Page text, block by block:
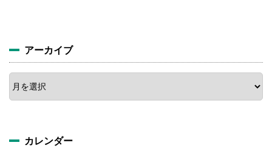
アーカイブ
ア
ー
カ
カレンダー